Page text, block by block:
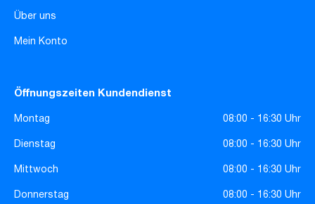
Über uns
Mein Konto
Öffnungszeiten Kundendienst
Montag
08:00 - 16:30 Uhr
Dienstag
08:00 - 16:30 Uhr
Mittwoch
08:00 - 16:30 Uhr
Donnerstag
08:00 - 16:30 Uhr